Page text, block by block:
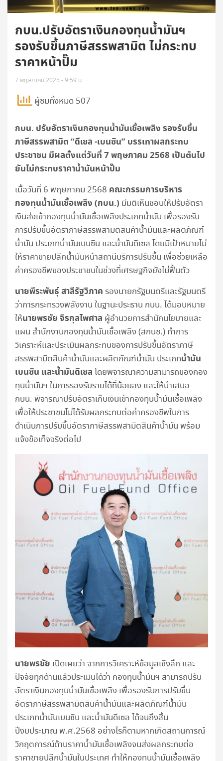
กบน.ปรับอัตราเงินกองทุนน้ำมันฯ
รองรับขึ้นภาษีสรรพสามิต ไม่กระทบ
ราคาหน้าปั๊ม
7 พฤษภาคม 2025 - 9:59 น.
ผู้ชมทั้งหมด 507
กบน. ปรับอัตราเงินกองทุนน้ำมันเชื้อเพลิง รองรับขึ้น
ภาษีสรรพสามิต “ดีเซล -เบนซิน” บรรเทาผลกระทบ
ประชาชน มีผลตั้งแต่วันที่ 7 พฤษภาคม 2568 เป็นต้นไป
ยันไม่กระทบราคาน้ำมันหน้าปั๊ม
เมื่อวันที่ 6 พฤษภาคม 2568 คณะกรรมการบริหาร
กองทุนน้ำมันเชื้อเพลิง (กบน.) มีมติเห็นชอบให้ปรับอัตรา
เงินส่งเข้ากองทุนน้ำมันเชื้อเพลิงประเภทน้ำมัน เพื่อรองรับ
การปรับขึ้นอัตราภาษีสรรพสามิตสินค้าน้ำมันและผลิตภัณฑ์
น้ำมัน ประเภทน้ำมันเบนซิน และน้ำมันดีเซล โดยมีเป้าหมายไม่
ให้ราคาขายปลีกน้ำมันหน้าสถานีบริการปรับขึ้น เพื่อช่วยเหลือ
ค่าครองชีพของประชาชนในช่วงที่เศรษฐกิจยังไม่ฟื้นตัว
นายพีระพันธุ์ สาลีรัฐวิภาค รองนายกรัฐมนตรีและรัฐมนตรี
ว่าการกระทรวงพลังงาน ในฐานะประธาน กบน. ได้มอบหมาย
ให้นายพรชัย จิรกุลไพศาล ผู้อำนวยการสำนักนโยบายและ
แผน สำนักงานกองทุนน้ำมันเชื้อเพลิง (สกนช.) ทำการ
วิเคราะห์และประเมินผลกระทบของการปรับขึ้นอัตราภาษี
สรรพสามิตสินค้าน้ำมันและผลิตภัณฑ์น้ำมัน ประเภทน้ำมัน
เบนซิน และน้ำมันดีเซล โดยพิจารณาความสามารถของกอง
ทุนน้ำมันฯ ในการรองรับรายได้ที่น้อยลง และให้นำเสนอ
กบน. พิจารณาปรับอัตราเก็บเงินเข้ากองทุนน้ำมันเชื้อเพลิง
เพื่อให้ประชาชนไม่ได้รับผลกระทบต่อค่าครองชีพในการ
ดำเนินการปรับขึ้นอัตราภาษีสรรพสามิตสินค้าน้ำมัน พร้อม
แจ้งข้อเท็จจริงต่อไป
นายพรชัย เปิดเผยว่า จากการวิเคราะห์ข้อมูลเชิงลึก และ
ปัจจัยทุกด้านแล้วประเมินได้ว่า กองทุนน้ำมันฯ สามารถปรับ
อัตราเงินกองทุนน้ำมันเชื้อเพลิง เพื่อรองรับการปรับขึ้น
อัตราภาษีสรรพสามิตสินค้าน้ำมันและผลิตภัณฑ์น้ำมัน
ประเภทน้ำมันเบนซิน และน้ำมันดีเซล ได้จนถึงสิ้น
ปีงบประมาณ พ.ศ.2568 อย่างไรก็ตามหากเกิดสถานการณ์
วิกฤตการณ์ด้านราคาน้ำมันเชื้อเพลิงจนส่งผลกระทบต่อ
ราคาขายปลีกน้ำมันในประเทศ ทำให้กองทุนน้ำมันเชื้อเพลิง